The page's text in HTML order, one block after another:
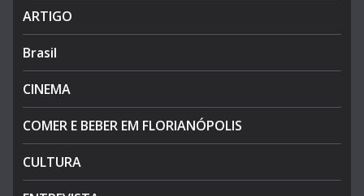
ARTIGO
Brasil
CINEMA
COMER E BEBER EM FLORIANÓPOLIS
CULTURA